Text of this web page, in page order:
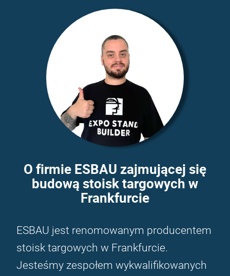
O firmie ESBAU zajmującej się
budową stoisk targowych w
Frankfurcie
ESBAU jest renomowanym producentem
stoisk targowych w Frankfurcie.
Jesteśmy zespołem wykwalifikowanych